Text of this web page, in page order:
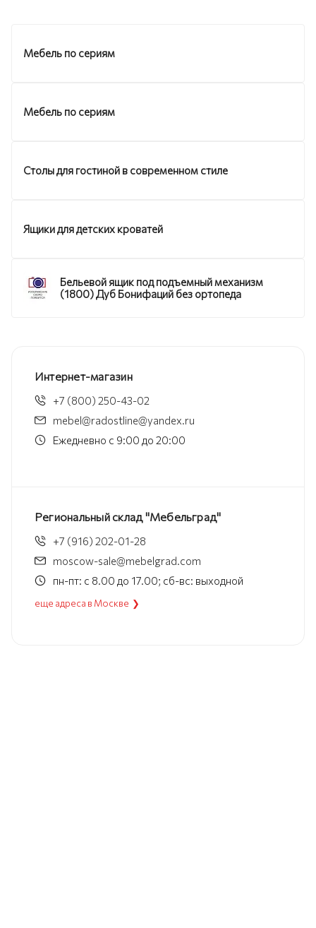
Мебель по сериям
Мебель по сериям
Столы для гостиной в современном стиле
Ящики для детских кроватей
Бельевой ящик под подъемный механизм
(1800) Дуб Бонифаций без ортопеда
Интернет-магазин
+7 (800) 250-43-02
mebel@radostline@yandex.ru
Ежедневно с 9:00 до 20:00
Региональный склад "Мебельград"
+7 (916) 202-01-28
moscow-sale@mebelgrad.com
пн-пт: с 8.00 до 17.00; сб-вс: выходной
еще адреса в Москве ❯